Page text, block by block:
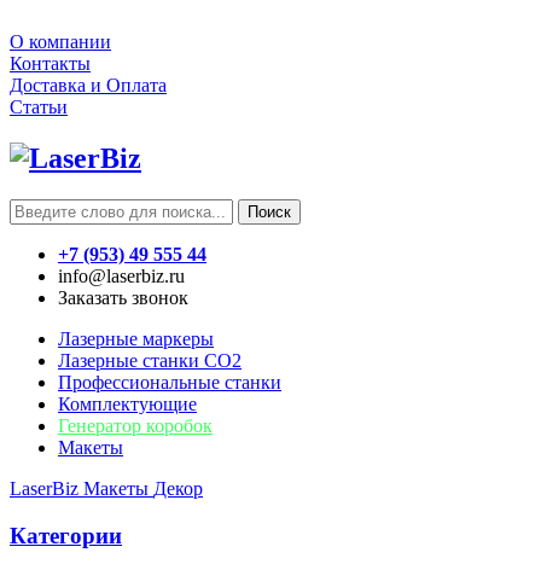
О компании
Контакты
Доставка и Оплата
Статьи
Поиск
+7 (953) 49 555 44
info@laserbiz.ru
Заказать звонок
Лазерные маркеры
Лазерные станки CO2
Профессиональные станки
Комплектующие
Генератор коробок
Макеты
LaserBiz Макеты Декор
Категории